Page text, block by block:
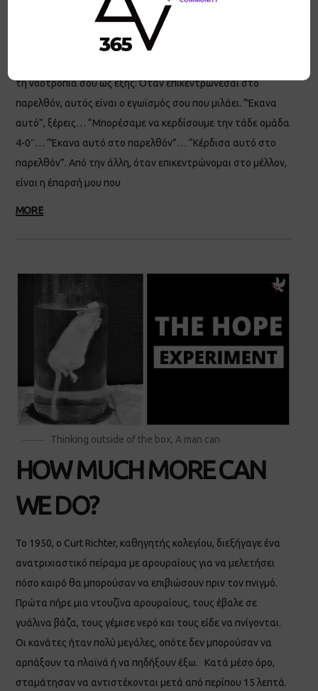
έδωσε ο Γιάννης πριν 6ο και τελευταίο τελικό του
πρωταθλήματος και όταν ρωτήθηκε πώς καταφέρνει να
βάζει τον εγωισμό του στην άκρη, απάντησε με τον εξής
τη νοοτροπία σου ως εξής: Όταν επικεντρώνεσαι στο
παρελθόν, αυτός είναι ο εγωϊσμός σου που μιλάει. “Έκανα
αυτό”, ξέρεις… “Μπορέσαμε να κερδίσουμε την τάδε ομάδα
4-0″… “Έκανα αυτό στο παρελθόν”… “Κέρδισα αυτό στο
παρελθόν”. Από την άλλη, όταν επικεντρώνομαι στο μέλλον,
είναι η έπαρσή μου που
MORE
Thinking outside of the box, A man can
HOW MUCH MORE CAN
WE DO?
Το 1950, ο Curt Richter, καθηγητής κολεγίου, διεξήγαγε ένα
ανατριχιαστικό πείραμα με αρουραίους για να μελετήσει
πόσο καιρό θα μπορούσαν να επιβιώσουν πριν τον πνιγμό.
Πρώτα πήρε μια ντουζίνα αρουραίους, τους έβαλε σε
γυάλινα βάζα, τους γέμισε νερό και τους είδε να πνίγονται.
Οι κανάτες ήταν πολύ μεγάλες, οπότε δεν μπορούσαν να
αρπάξουν τα πλαϊνά ή να πηδήξουν έξω. Κατά μέσο όρο,
σταμάτησαν να αντιστέκονται μετά από περίπου 15 λεπτά.